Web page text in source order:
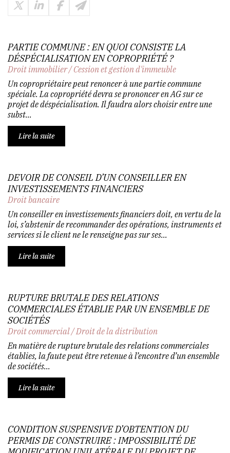
PARTIE COMMUNE : EN QUOI CONSISTE LA
DÉSPÉCIALISATION EN COPROPRIÉTÉ ?
Droit immobilier/Cession et gestion d'immeuble
Un copropriétaire peut renoncer à une partie commune
spéciale. La copropriété devra se prononcer en AG sur ce
projet de déspécialisation. Il faudra alors choisir entre une
subst...
Lire la suite
DEVOIR DE CONSEIL D’UN CONSEILLER EN
INVESTISSEMENTS FINANCIERS
Droit bancaire
Un conseiller en investissements financiers doit, en vertu de la
loi, s’abstenir de recommander des opérations, instruments et
services si le client ne le renseigne pas sur ses...
Lire la suite
RUPTURE BRUTALE DES RELATIONS
COMMERCIALES ÉTABLIE PAR UN ENSEMBLE DE
SOCIÉTÉS
Droit commercial/Droit de la distribution
En matière de rupture brutale des relations commerciales
établies, la faute peut être retenue à l’encontre d’un ensemble
de sociétés...
Lire la suite
CONDITION SUSPENSIVE D’OBTENTION DU
PERMIS DE CONSTRUIRE : IMPOSSIBILITÉ DE